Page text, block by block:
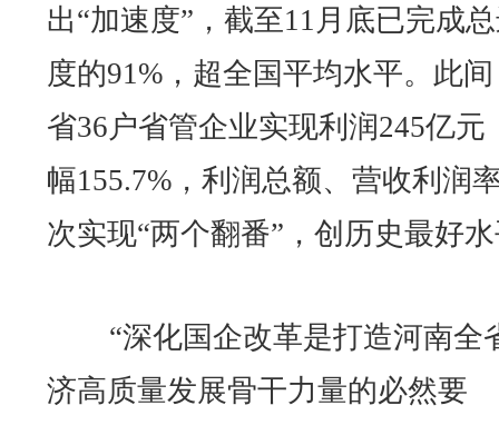
出“加速度”，截至11月底已完成
度的91%，超全国平均水平。此
省36户省管企业实现利润245亿元
幅155.7%，利润总额、营收利润
次实现“两个翻番”，创历史最好
“深化国企改革是打造河南全
济高质量发展骨干力量的必然要